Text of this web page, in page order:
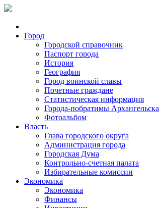
Город
Городской справочник
Паспорт города
История
География
Город воинской славы
Почетные граждане
Статистическая информация
Города-побратимы Архангельска
Фотоальбом
Власть
Глава городского округа
Администрация города
Городская Дума
Контрольно-счетная палата
Избирательные комиссии
Экономика
Экономика
Финансы